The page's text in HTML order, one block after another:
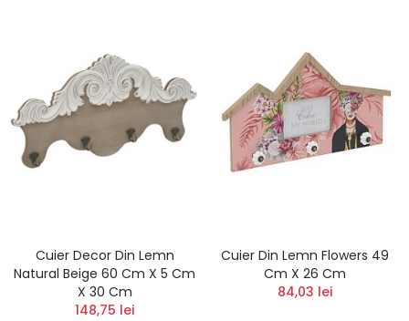
Cuier Decor Din Lemn
Natural Beige 60 Cm X 5 Cm
X 30 Cm
148,75 lei
Cuier Din Lemn Flowers 49
Cm X 26 Cm
84,03 lei